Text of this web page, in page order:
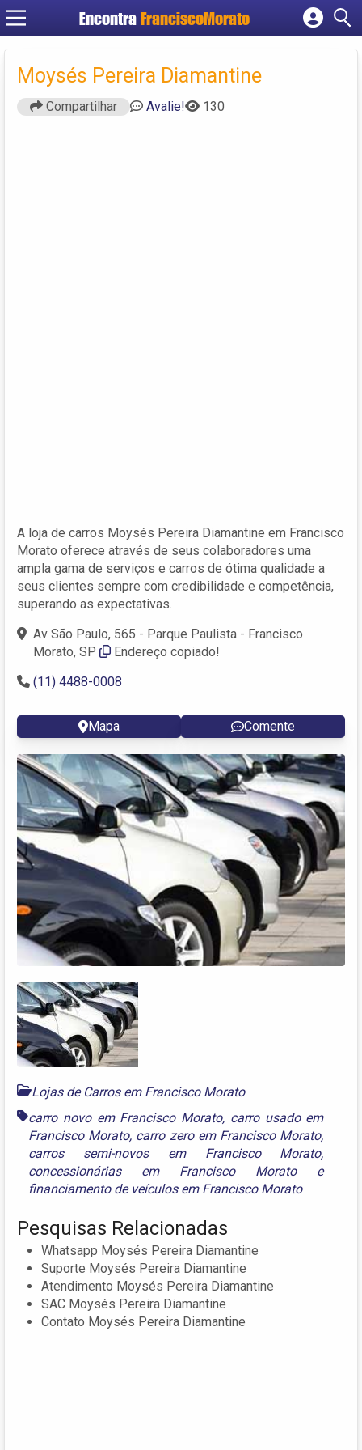
Encontra FranciscoMorato
Cadastrar empresa
Criar conta
Moysés Pereira Diamantine
Compartilhar Avalie! 130
A loja de carros Moysés Pereira Diamantine em Francisco
Morato oferece através de seus colaboradores uma
ampla gama de serviços e carros de ótima qualidade a
seus clientes sempre com credibilidade e competência,
superando as expectativas.
Av São Paulo, 565 - Parque Paulista - Francisco
Morato, SP
Endereço copiado!
(11) 4488-0008
Mapa Comente
Lojas de Carros em Francisco Morato
carro novo em Francisco Morato, carro usado em
Francisco Morato, carro zero em Francisco Morato,
carros semi-novos em Francisco Morato,
concessionárias em Francisco Moratoe
financiamento de veículos em Francisco Morato
Pesquisas Relacionadas
Whatsapp Moysés Pereira Diamantine
Suporte Moysés Pereira Diamantine
Atendimento Moysés Pereira Diamantine
SAC Moysés Pereira Diamantine
Contato Moysés Pereira Diamantine